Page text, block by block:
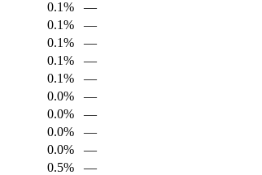
0.1%
—
0.1%
—
0.1%
—
0.1%
—
0.1%
—
0.0%
—
0.0%
—
0.0%
—
0.0%
—
0.5%
—